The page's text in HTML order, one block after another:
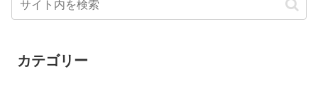
カテゴリー